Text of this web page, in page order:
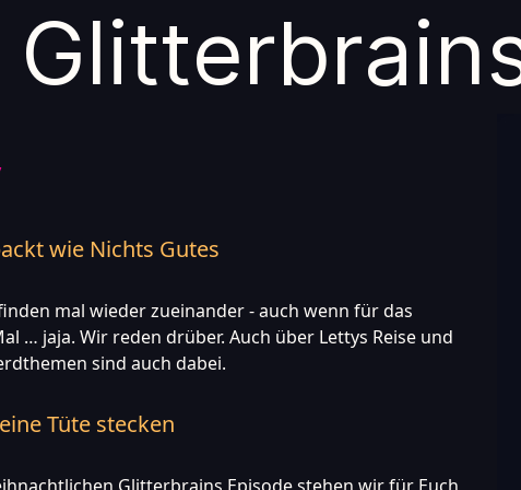
Glitter
wie Nichts Gutes
mal wieder zueinander - auch wenn für das
… jaja. Wir reden drüber. Auch über Lettys Reise und
sind auch dabei.
Tüte stecken